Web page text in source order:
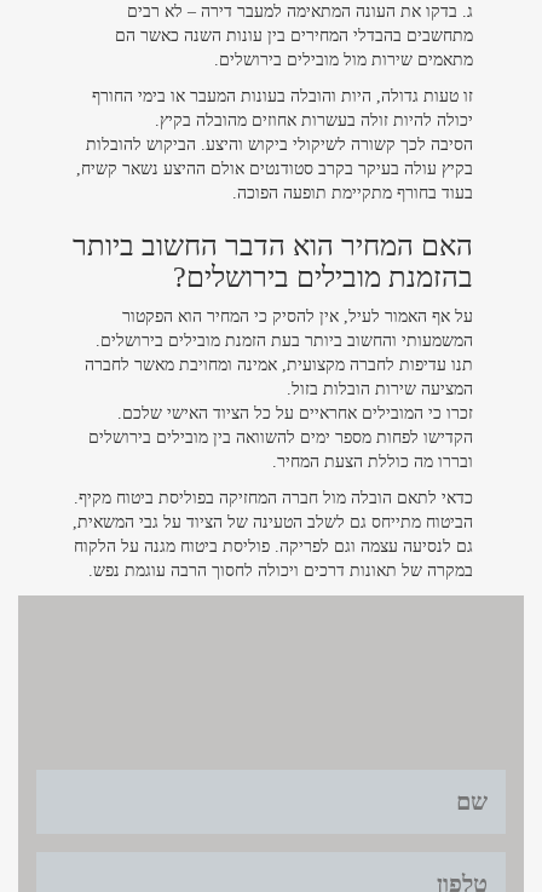
ג. בדקו את העונה המתאימה למעבר דירה – לא רבים
מתחשבים בהבדלי המחירים בין עונות השנה כאשר הם
מתאמים שירות מול מובילים בירושלים.
זו טעות גדולה, היות והובלה בעונות המעבר או בימי החורף
יכולה להיות זולה בעשרות אחוזים מהובלה בקיץ.
הסיבה לכך קשורה לשיקולי ביקוש והיצע. הביקוש להובלות
בקיץ עולה בעיקר בקרב סטודנטים אולם ההיצע נשאר קשיח,
בעוד בחורף מתקיימת תופעה הפוכה.
האם המחיר הוא הדבר החשוב ביותר
בהזמנת מובילים בירושלים?
על אף האמור לעיל, אין להסיק כי המחיר הוא הפקטור
המשמעותי והחשוב ביותר בעת הזמנת מובילים בירושלים.
תנו עדיפות לחברה מקצועית, אמינה ומחויבת מאשר לחברה
המציעה שירות הובלות בזול.
זכרו כי המובילים אחראיים על כל הציוד האישי שלכם.
הקדישו לפחות מספר ימים להשוואה בין מובילים בירושלים
ובררו מה כוללת הצעת המחיר.
כדאי לתאם הובלה מול חברה המחזיקה בפוליסת ביטוח מקיף.
הביטוח מתייחס גם לשלב הטעינה של הציוד על גבי המשאית,
גם לנסיעה עצמה וגם לפריקה. פוליסת ביטוח מגנה על הלקוח
במקרה של תאונות דרכים ויכולה לחסוך הרבה עוגמת נפש.